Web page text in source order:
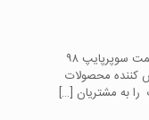
کننده محصولات
به مشتریان […]